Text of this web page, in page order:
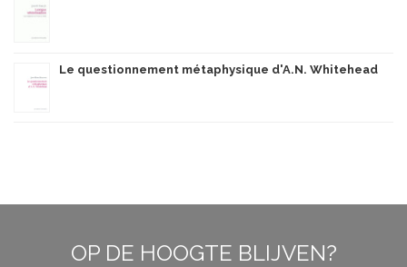
Le questionnement métaphysique d'A.N. Whitehead
OP DE HOOGTE BLIJVEN?